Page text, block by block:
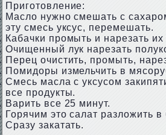
Приготовление:
Масло нужно смешать с
эту смесь уксус, перемешать.
Кабачки промыть и нарезать
Очищенный лук нарезать
Перец очистить, промыть,
Помидоры измельчить в
Смесь масла с уксусом
все продукты.
Варить все 25 минут.
Горячим это салат разложить в
Сразу закатать.